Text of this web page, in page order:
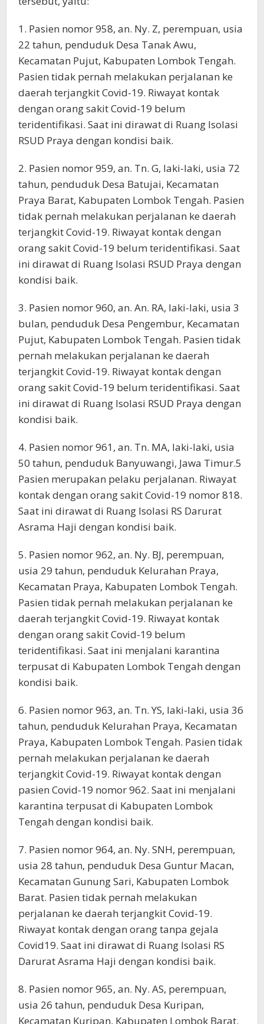
1. Pasien nomor 958, an. Ny. Z, perempuan, usia
22 tahun, penduduk Desa Tanak Awu,
Kecamatan Pujut, Kabupaten Lombok Tengah.
Pasien tidak pernah melakukan perjalanan ke
daerah terjangkit Covid-19. Riwayat kontak
dengan orang sakit Covid-19 belum
teridentifikasi. Saat ini dirawat di Ruang Isolasi
RSUD Praya dengan kondisi baik.
2. Pasien nomor 959, an. Tn. G, laki-laki, usia 72
tahun, penduduk Desa Batujai, Kecamatan
Praya Barat, Kabupaten Lombok Tengah. Pasien
tidak pernah melakukan perjalanan ke daerah
terjangkit Covid-19. Riwayat kontak dengan
orang sakit Covid-19 belum teridentifikasi. Saat
ini dirawat di Ruang Isolasi RSUD Praya dengan
kondisi baik.
3. Pasien nomor 960, an. An. RA, laki-laki, usia 3
bulan, penduduk Desa Pengembur, Kecamatan
Pujut, Kabupaten Lombok Tengah. Pasien tidak
pernah melakukan perjalanan ke daerah
terjangkit Covid-19. Riwayat kontak dengan
orang sakit Covid-19 belum teridentifikasi. Saat
ini dirawat di Ruang Isolasi RSUD Praya dengan
kondisi baik.
4. Pasien nomor 961, an. Tn. MA, laki-laki, usia
50 tahun, penduduk Banyuwangi, Jawa Timur.5
Pasien merupakan pelaku perjalanan. Riwayat
kontak dengan orang sakit Covid-19 nomor 818.
Saat ini dirawat di Ruang Isolasi RS Darurat
Asrama Haji dengan kondisi baik.
5. Pasien nomor 962, an. Ny. BJ, perempuan,
usia 29 tahun, penduduk Kelurahan Praya,
Kecamatan Praya, Kabupaten Lombok Tengah.
Pasien tidak pernah melakukan perjalanan ke
daerah terjangkit Covid-19. Riwayat kontak
dengan orang sakit Covid-19 belum
teridentifikasi. Saat ini menjalani karantina
terpusat di Kabupaten Lombok Tengah dengan
kondisi baik.
6. Pasien nomor 963, an. Tn. YS, laki-laki, usia 36
tahun, penduduk Kelurahan Praya, Kecamatan
Praya, Kabupaten Lombok Tengah. Pasien tidak
pernah melakukan perjalanan ke daerah
terjangkit Covid-19. Riwayat kontak dengan
pasien Covid-19 nomor 962. Saat ini menjalani
karantina terpusat di Kabupaten Lombok
Tengah dengan kondisi baik.
7. Pasien nomor 964, an. Ny. SNH, perempuan,
usia 28 tahun, penduduk Desa Guntur Macan,
Kecamatan Gunung Sari, Kabupaten Lombok
Barat. Pasien tidak pernah melakukan
perjalanan ke daerah terjangkit Covid-19.
Riwayat kontak dengan orang tanpa gejala
Covid19. Saat ini dirawat di Ruang Isolasi RS
Darurat Asrama Haji dengan kondisi baik.
8. Pasien nomor 965, an. Ny. AS, perempuan,
usia 26 tahun, penduduk Desa Kuripan,
Kecamatan Kuripan, Kabupaten Lombok Barat.